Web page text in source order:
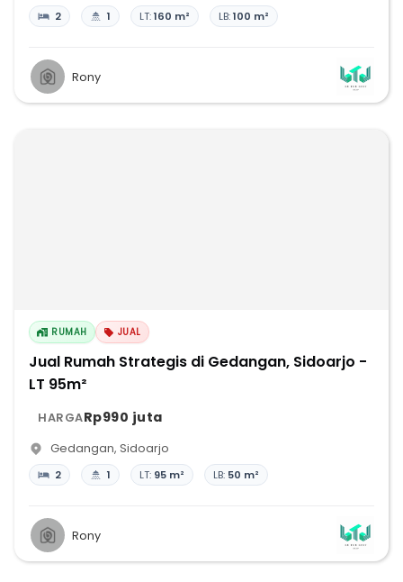
2 1 LT:160 m² LB:100 m²
Rony
RUMAH JUAL
Jual Rumah Strategis di Gedangan, Sidoarjo -
LT 95m²
HARGARp990 juta
Gedangan, Sidoarjo
2 1 LT: 95 m² LB: 50 m²
Rony